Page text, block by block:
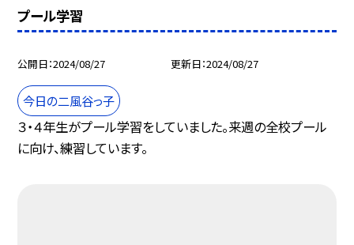
プール学習
公開日 2024/08/27 更新日 2024/08/27
今日の二風谷っ子
３・４年生がプール学習をしていました。来週の全校プール
に向け、練習しています。